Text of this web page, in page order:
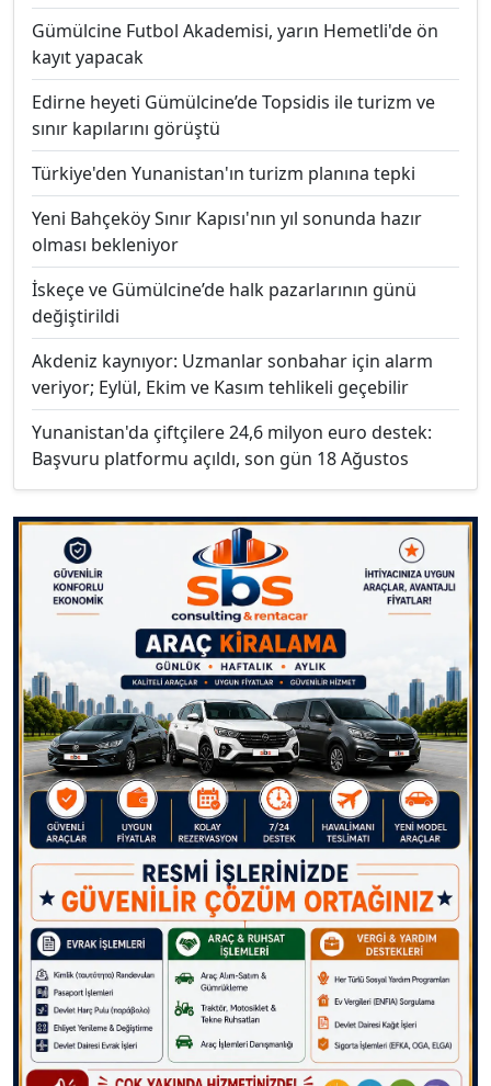
Gümülcine Futbol Akademisi, yarın Hemetli'de ön
kayıt yapacak
Edirne heyeti Gümülcine’de Topsidis ile turizm ve
sınır kapılarını görüştü
Türkiye'den Yunanistan'ın turizm planına tepki
Yeni Bahçeköy Sınır Kapısı'nın yıl sonunda hazır
olması bekleniyor
İskeçe ve Gümülcine’de halk pazarlarının günü
değiştirildi
Akdeniz kaynıyor: Uzmanlar sonbahar için alarm
veriyor; Eylül, Ekim ve Kasım tehlikeli geçebilir
Yunanistan'da çiftçilere 24,6 milyon euro destek:
Başvuru platformu açıldı, son gün 18 Ağustos